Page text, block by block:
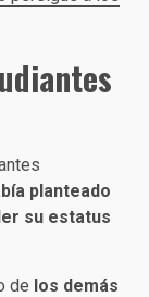
planteado
su estatus
de los demás